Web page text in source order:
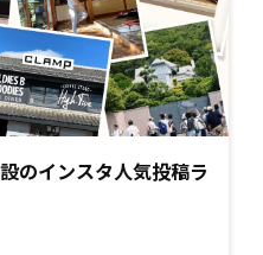
のインスタ人気投稿ラ